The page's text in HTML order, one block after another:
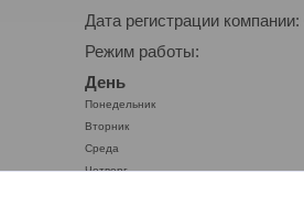
Дата регистрации
Режим работы:
День
Понедельник
Вторник
Среда
Четверг